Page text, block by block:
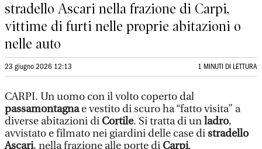
stradello Ascari nella frazione di Carpi,
vittime di furti nelle proprie abitazioni o
nelle auto
23 giugno 2026 12:13 1 MINUTI DI LETTURA
CARPI. Un uomo con il volto coperto dal
passamontagnae vestito di scuro ha “fatto visita” a
diverse abitazioni di Cortile. Si tratta di unladro,
avvistato e filmato nei giardini delle case distradello
Ascari, nella frazione alle porte di Carpi.